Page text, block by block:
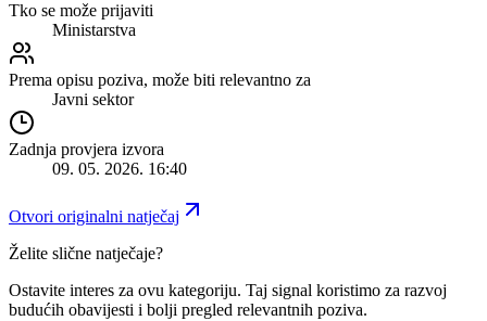
Tko se može prijaviti
Ministarstva
Prema opisu poziva, može biti relevantno za
Javni sektor
Zadnja provjera izvora
09. 05. 2026. 16:40
Otvori originalni natječaj
Želite slične natječaje?
Ostavite interes za ovu kategoriju. Taj signal koristimo za razvoj
budućih obavijesti i bolji pregled relevantnih poziva.